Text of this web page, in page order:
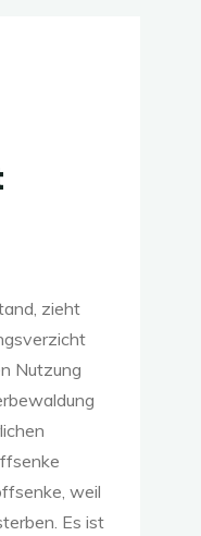
zieht
Nutzung
weil
Es ist